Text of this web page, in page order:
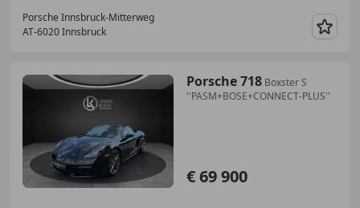
Porsche Innsbruck-Mitterweg
AT-6020 Innsbruck
Porsche 718 Boxster S
''PASM+BOSE+CONNECT-PLUS''
€ 69 900